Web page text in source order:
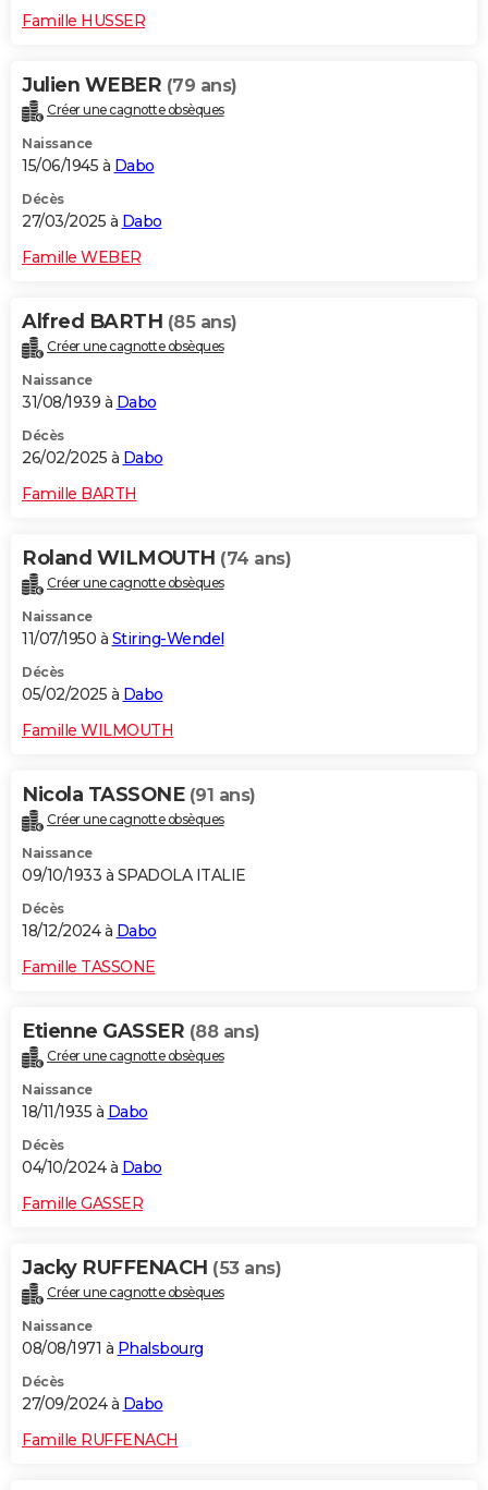
Famille HUSSER
Julien WEBER (79 ans)
Créer une cagnotte obsèques
Naissance
15/06/1945 à Dabo
Décès
27/03/2025 à Dabo
Famille WEBER
Alfred BARTH (85 ans)
Créer une cagnotte obsèques
Naissance
31/08/1939 à Dabo
Décès
26/02/2025 à Dabo
Famille BARTH
Roland WILMOUTH (74 ans)
Créer une cagnotte obsèques
Naissance
11/07/1950 à Stiring-Wendel
Décès
05/02/2025 à Dabo
Famille WILMOUTH
Nicola TASSONE (91 ans)
Créer une cagnotte obsèques
Naissance
09/10/1933 à SPADOLA ITALIE
Décès
18/12/2024 à Dabo
Famille TASSONE
Etienne GASSER (88 ans)
Créer une cagnotte obsèques
Naissance
18/11/1935 à Dabo
Décès
04/10/2024 à Dabo
Famille GASSER
Jacky RUFFENACH (53 ans)
Créer une cagnotte obsèques
Naissance
08/08/1971 à Phalsbourg
Décès
27/09/2024 à Dabo
Famille RUFFENACH